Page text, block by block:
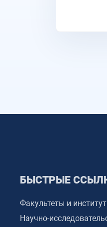
БЫСТРЫЕ
Факультеты и
Научно-